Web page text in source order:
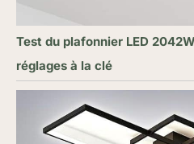
Test du plafonnier LED
réglages à la clé